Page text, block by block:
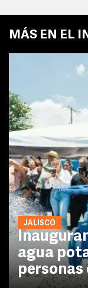
MÁS EN EL
JALISCO
agua
personas